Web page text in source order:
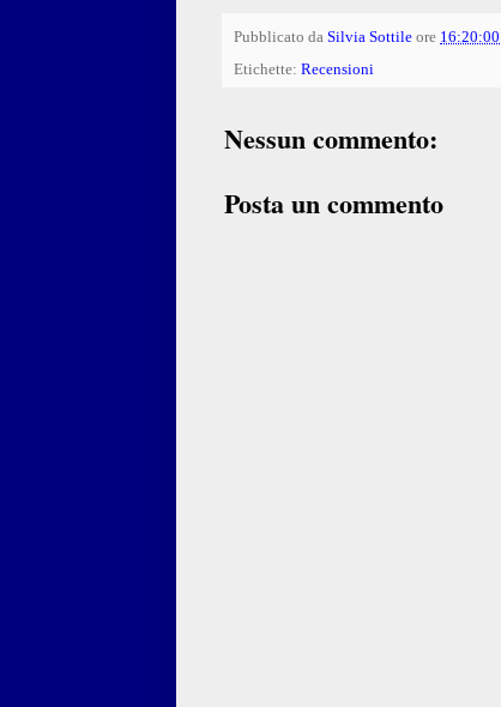
Pubblicato da Silvia Sottile ore 16:20:00
Etichette: Recensioni
Nessun commento:
Posta un commento